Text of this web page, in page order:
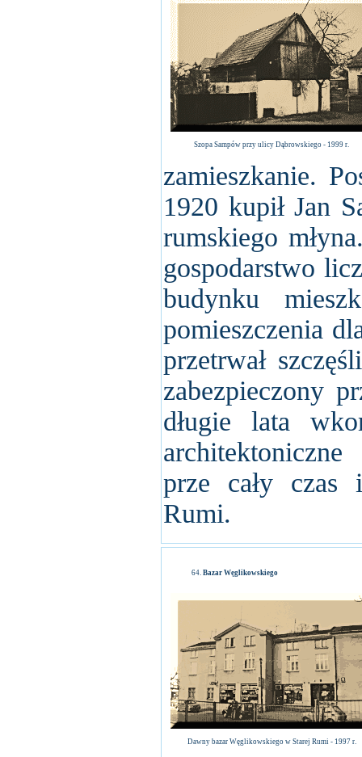
Szopa Sampów przy ulicy Dąbrowskiego - 1999 r.
zamieszkanie.
1920 kupił Jan
rumskiego
gospodarstwo
budynku
pomieszczenia
przetrwał
zabezpieczony
długie lata
prze cały czas
Rumi.
Bazar Węglikowskiego
Dawny bazar Węglikowskiego w Starej Rumi - 1997 r.